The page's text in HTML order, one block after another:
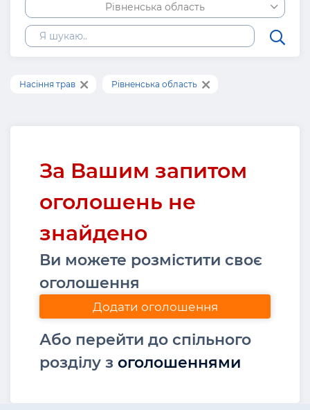
Рівненська область
Насіння трав Рівненська область
За Вашим запитом
оголошень не
знайдено
Ви можете розмістити своє
оголошення
Додати оголошення
Або перейти до спільного
розділу з оголошеннями